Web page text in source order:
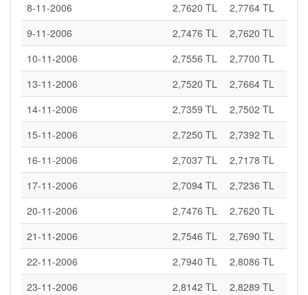
8-11-2006
2,7620 TL
2,7764 TL
9-11-2006
2,7476 TL
2,7620 TL
10-11-2006
2,7556 TL
2,7700 TL
13-11-2006
2,7520 TL
2,7664 TL
14-11-2006
2,7359 TL
2,7502 TL
15-11-2006
2,7250 TL
2,7392 TL
16-11-2006
2,7037 TL
2,7178 TL
17-11-2006
2,7094 TL
2,7236 TL
20-11-2006
2,7476 TL
2,7620 TL
21-11-2006
2,7546 TL
2,7690 TL
22-11-2006
2,7940 TL
2,8086 TL
23-11-2006
2,8142 TL
2,8289 TL